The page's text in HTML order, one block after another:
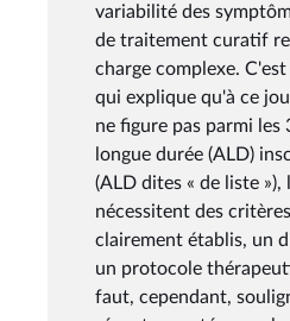
variabilité des
de traitement curatif
charge complexe.
qui explique qu'à ce
ne figure pas parmi les
longue durée (ALD)
(ALD dites « de liste »),
nécessitent des
clairement établis, un
un protocole
faut, cependant,